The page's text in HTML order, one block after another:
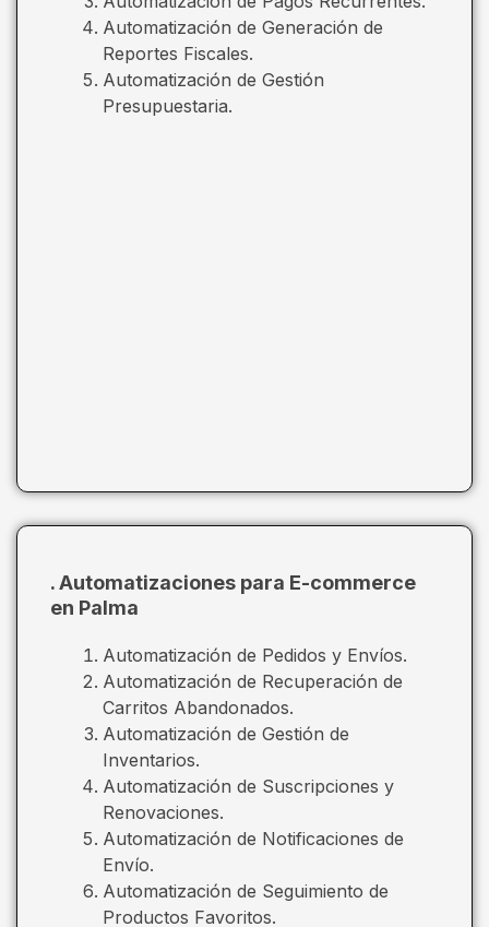
Automatización de Generación de
Reportes Fiscales.
Automatización de Gestión
Presupuestaria.
. Automatizaciones para E-commerce
en Palma
Automatización de Pedidos y Envíos.
Automatización de Recuperación de
Carritos Abandonados.
Automatización de Gestión de
Inventarios.
Automatización de Suscripciones y
Renovaciones.
Automatización de Notificaciones de
Envío.
Automatización de Seguimiento de
Productos Favoritos.